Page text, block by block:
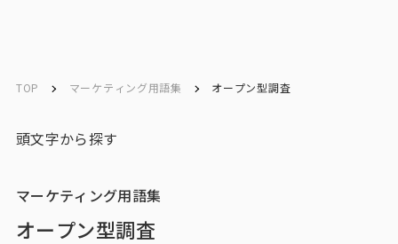
TOP マーケティング用語集 オープン型調査
頭文字から探す
マーケティング用語集
オープン型調査